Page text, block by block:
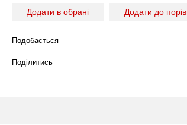
Додати в обрані Додати до
Подобається
Поділитись